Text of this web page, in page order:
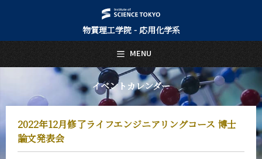
物質理工学院 - 応用化学系
イベントカレンダー
2022年12月修了ライフエンジニアリングコース 博士
論文発表会
MENU
日本語 English
トップページ
Top Page
応用化学系について
About Us
教育
Education